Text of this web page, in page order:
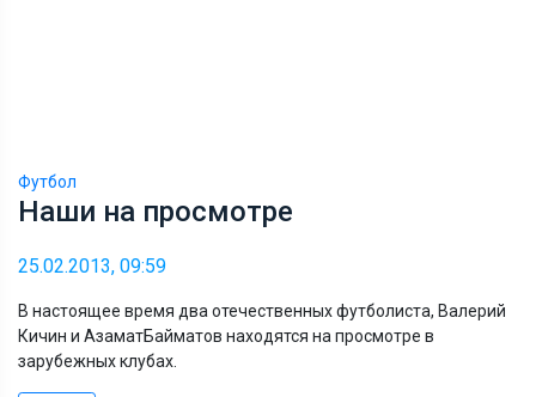
Футбол
Наши на просмотре
25.02.2013, 09:59
В настоящее время два отечественных футболиста, Валерий
Кичин и АзаматБайматов находятся на просмотре в
зарубежных клубах.